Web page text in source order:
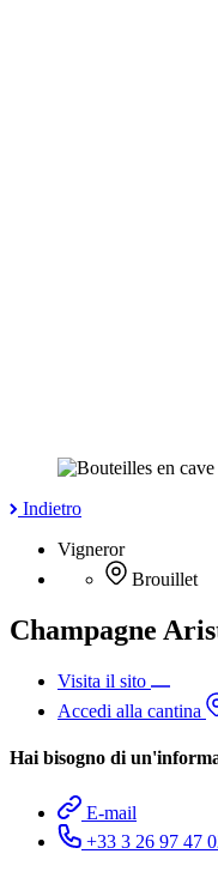
Indietro
Vigneror
Brouillet
Champagne
Visita il sito
Accedi alla cantina
Hai bisogno di
E-mail
+33 3 26 97 47